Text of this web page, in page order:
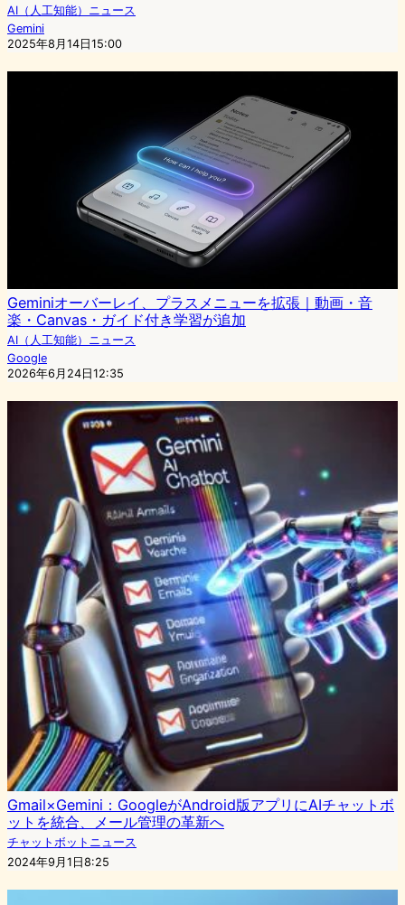
AI（人工知能）ニュース
Gemini
2025年8月14日15:00
Geminiオーバーレイ、プラスメニューを拡張｜動画・音
楽・Canvas・ガイド付き学習が追加
AI（人工知能）ニュース
Google
2026年6月24日12:35
Gmail×Gemini：GoogleがAndroid版アプリにAIチャットボ
ットを統合、メール管理の革新へ
チャットボットニュース
2024年9月1日8:25